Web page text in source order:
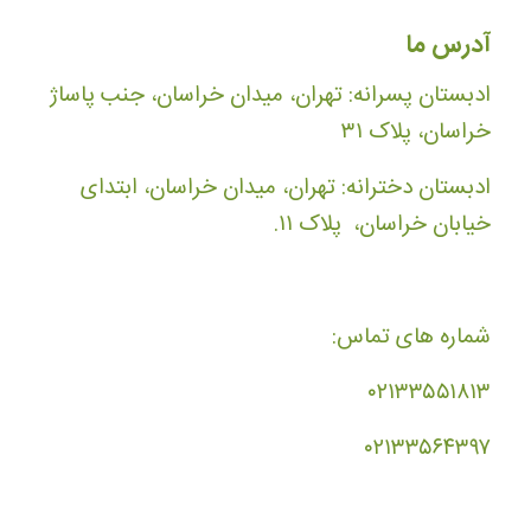
آدرس ما
ادبستان پسرانه: تهران، میدان خراسان، جنب پاساژ
خراسان، پلاک ۳۱
ادبستان دخترانه: تهران، میدان خراسان، ابتدای
خیابان خراسان، پلاک ۱۱.
شماره های تماس:
۰۲۱۳۳۵۵۱۸۱۳
۰۲۱۳۳۵۶۴۳۹۷